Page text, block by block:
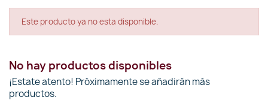
Este producto ya no esta disponible.
No hay productos disponibles
¡Estate atento! Próximamente se añadirán más
productos.